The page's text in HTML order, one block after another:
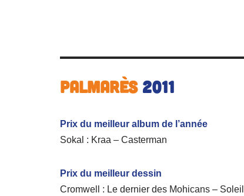
Palmarès 2011
Prix du meilleur album de l’année
Sokal : Kraa – Casterman
Prix du meilleur dessin
Cromwell : Le dernier des Mohicans – Soleil